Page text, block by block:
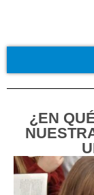
¿EN